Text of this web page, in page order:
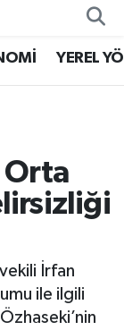
YEREL
Orta
İrfan
ile ilgili